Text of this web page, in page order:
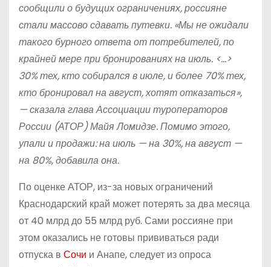
сообщили о будущих ограничениях, россияне
стали массово сдавать путевки. «Мы не ожидали
такого бурного ответа от потребителей, по
крайнеймере при бронированиях на июль. <…>
30% тех, кто собирался в июле, и более 70% тех,
кто бронировал на август, хотят отказаться»,
— сказала глава Ассоциации туроператоров
России (АТОР) Майя Ломидзе. Помимо этого,
упали и продажи: на июль — на 30%, на август —
на 80%, добавила она.
По оценке АТОР, из-за новых ограничений
Краснодарский край может потерять за два месяца
от 40 млрд до 55 млрд руб. Сами россияне при
этом оказались не готовы прививаться ради
отпуска в Сочи и Анапе, следует из опроса